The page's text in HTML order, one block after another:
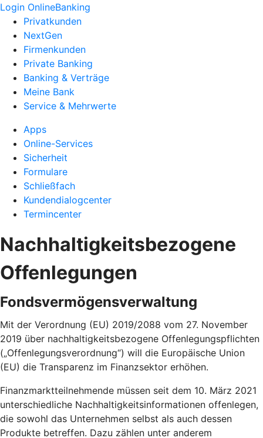
Login OnlineBanking
Privatkunden
NextGen
Firmenkunden
Private Banking
Banking & Verträge
Meine Bank
Service & Mehrwerte
Apps
Online-Services
Sicherheit
Formulare
Schließfach
Kundendialogcenter
Termincenter
Nachhaltigkeitsbezogene
Offenlegungen
Fondsvermögensverwaltung
Mit der Verordnung (EU) 2019/2088 vom 27. November
2019 über nachhaltigkeitsbezogene Offenlegungspflichten
(„Offenlegungsverordnung“) will die Europäische Union
(EU) die Transparenz im Finanzsektor erhöhen.
Finanzmarktteilnehmende müssen seit dem 10. März 2021
unterschiedliche Nachhaltigkeitsinformationen offenlegen,
die sowohl das Unternehmen selbst als auch dessen
Produkte betreffen. Dazu zählen unter anderem